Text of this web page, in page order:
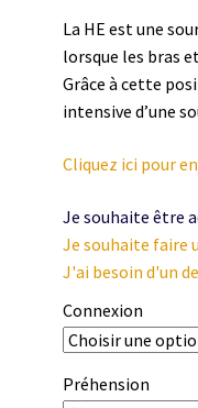
La HE est une
lorsque les bras
Grâce à cette
intensive d’une
Cliquez ici pour
Je souhaite être
Je souhaite faire
J'ai besoin d'un
Connexion
Préhension